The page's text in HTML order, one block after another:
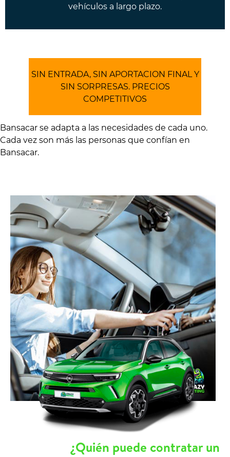
vehículos a largo plazo.
SIN ENTRADA, SIN APORTACION FINAL Y
SIN SORPRESAS. PRECIOS
COMPETITIVOS
Bansacar se adapta a las necesidades de cada uno.
Cada vez son más las personas que confían en
Bansacar.
¿Quién puede contratar un